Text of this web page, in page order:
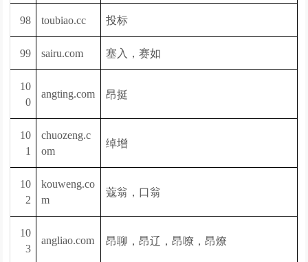
98 toubiao.cc 投标
99 sairu.com 塞入，赛如
10
0
angting.com 昂挺
10
1
chuozeng.c
om
绰增
10
2
kouweng.co
m
蔻翁，口翁
10
3
angliao.com 昂聊，昂辽，昂嘹，昂燎